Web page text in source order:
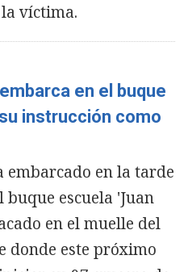
víctima.
en el buque
instrucción como
embarcado en la tarde
buque escuela 'Juan
en el muelle del
donde este próximo